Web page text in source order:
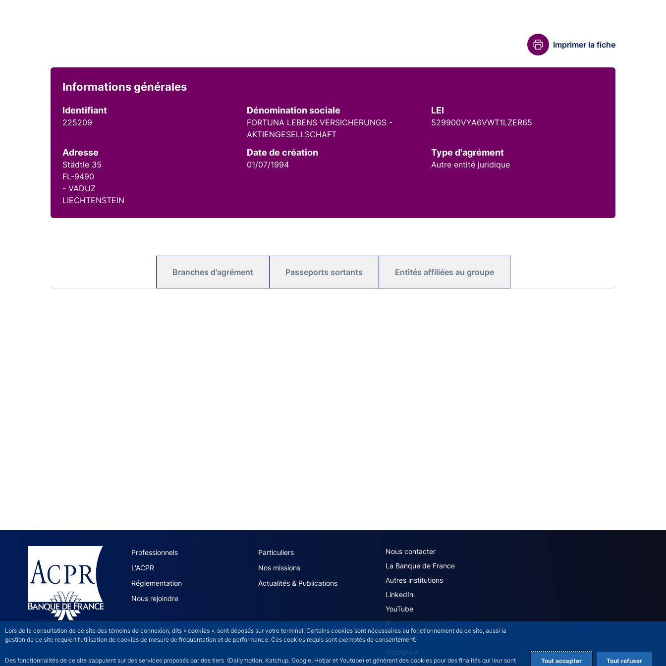
Lors de la consultation de ce site des témoins de connexion, dits « cookies », sont déposés sur votre terminal. Certains cookies sont nécessaires au fonctionnement de ce site, aussi la
gestion de ce site requiert l’utilisation de cookies de mesure de fréquentation et de performance. Ces cookies requis sont exemptés de consentement.
Des fonctionnalités de ce site s’appuient sur des services proposés par des tiers (Dailymotion, Katchup, Google, Hotjar et Youtube) et génèrent des cookies pour des finalités qui leur sont
Tout accepter Tout refuser
Imprimer la fiche
Informations générales
Identifiant
225209
Dénomination sociale
FORTUNA LEBENS VERSICHERUNGS -
AKTIENGESELLSCHAFT
LEI
529900VYA6VWT1LZER65
Adresse
Städtle 35
FL-9490
- VADUZ
LIECHTENSTEIN
Date de création
01/07/1994
Type d'agrément
Autre entité juridique
Branches d'agrément Passeports sortants Entités affiliées au groupe
ACPR site navigation (French)
Professionnels
Particuliers
L'ACPR
Nos missions
Réglementation
Actualités & Publications
Nous rejoindre
ACPR footer secondary menu (French)
Nous contacter
La Banque de France
Autres institutions
LinkedIn
YouTube
X
Facebook
Instagram